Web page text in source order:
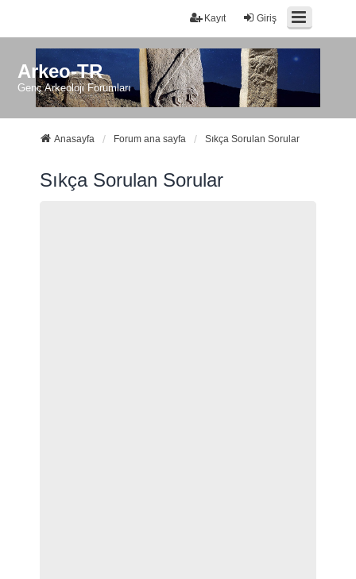
Giriş
Kayıt
Arkeo-TR
Genç Arkeoloji Forumları
Anasayfa Forum ana sayfa Sıkça Sorulan Sorular
Sıkça Sorulan Sorular